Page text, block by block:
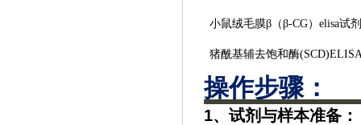
小鼠绒毛膜β（β-CG）elisa试
猪酰基辅去饱和酶
操作步骤‌：
‌1、试剂与样本准备‌：